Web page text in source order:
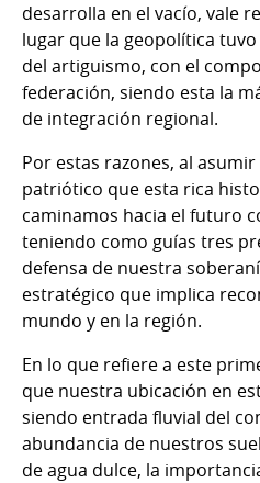
desarrolla en el vacío, vale
lugar que la geopolítica
del artiguismo, con el
federación, siendo esta la
de integración regional.
Por estas razones, al
patriótico que esta rica
caminamos hacia el futuro
teniendo como guías tres
defensa de nuestra
estratégico que implica
mundo y en la región.
En lo que refiere a este
que nuestra ubicación en
siendo entrada fluvial del
abundancia de nuestros
de agua dulce, la